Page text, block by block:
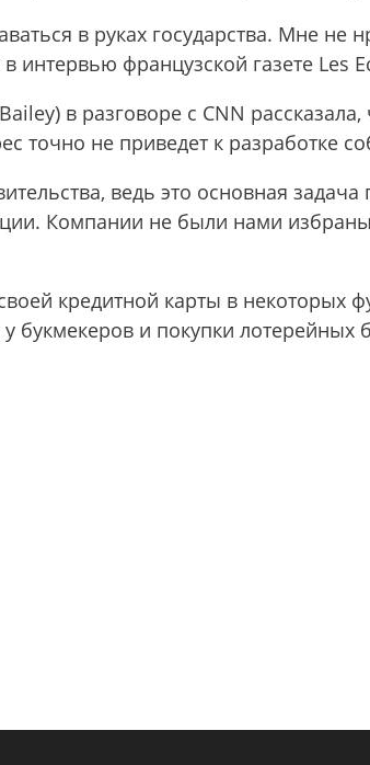
в руках государства. Мне не
интервью французской газете Les
в разговоре с CNN
точно не приведет к разработке
ведь это основная
Компании не были нами
кредитной карты в некоторых
букмекеров и покупки лотерейных